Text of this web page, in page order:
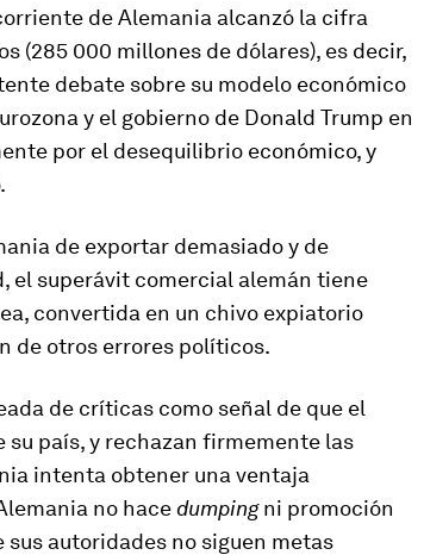
de Alemania alcanzó la cifra
(285 000 millones de dólares), es decir,
debate sobre su modelo económico
y el gobierno de Donald Trump en
por el desequilibrio económico, y
de exportar demasiado y de
el superávit comercial alemán tiene
convertida en un chivo expiatorio
de otros errores políticos.
de críticas como señal de que el
país, y rechazan firmemente las
intenta obtener una ventaja
no hacedumpingni promoción
autoridades no siguen metas